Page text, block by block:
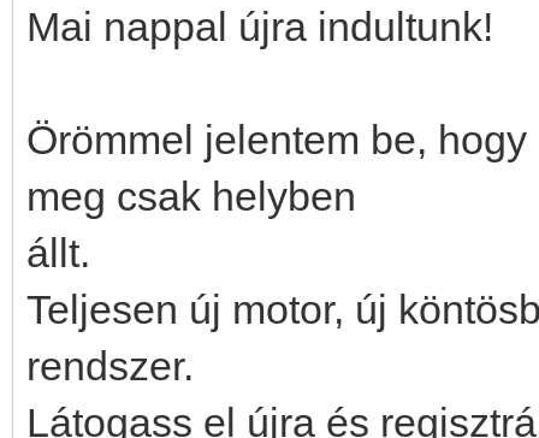
Mai nappal újra indultunk!
Örömmel jelentem be,
meg csak helyben
állt.
Teljesen új motor, új
rendszer.
Látogass el újra és